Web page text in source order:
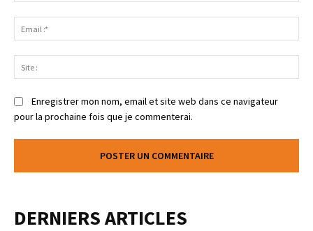
Enregistrer mon nom, email et site web dans ce navigateur
pour la prochaine fois que je commenterai.
DERNIERS ARTICLES